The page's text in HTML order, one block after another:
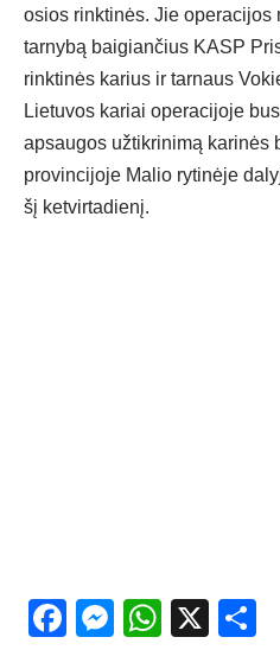
osios rinktinės. Jie operacijos
tarnybą baigiančius KASP
rinktinės karius ir tarnaus
Lietuvos kariai operacijoje
apsaugos užtikrinimą karinės
provincijoje Malio rytinėje
šį ketvirtadienį.
Facebook
X